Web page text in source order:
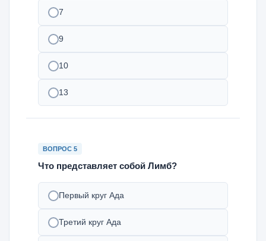
7
9
10
13
ВОПРОС 5
Что представляет собой Лимб?
Первый круг Ада
Третий круг Ада